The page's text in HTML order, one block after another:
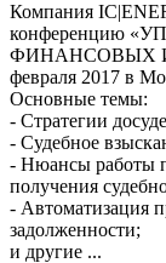
Компания
конференцию
ФИНАНСОВЫХ
февраля 2017 в
Основные темы:
- Стратегии
- Судебное
- Нюансы работы
получения
- Автоматизация
задолженности;
и другие ...